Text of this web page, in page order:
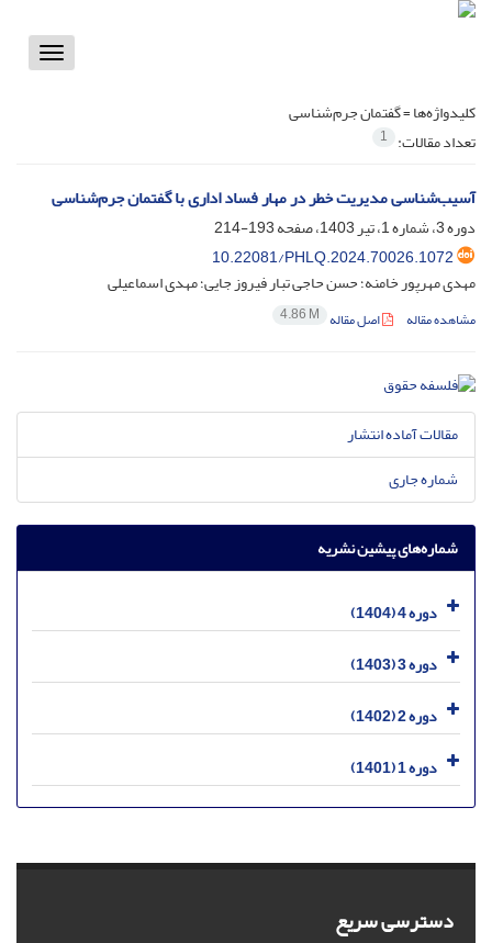
Toggle
کلیدواژه‌ها =گفتمان جرم‌‌شناسی
تعداد مقالات: 1
آسیب‌شناسی مدیریت خطر در مهار فساد اداری با گفتمان جرم‌‌شناسی
دوره 3، شماره 1، تیر 1403، صفحه
193-214
10.22081/PHLQ.2024.70026.1072
مهدی مهرپور خامنه؛ حسن حاجی تبار فیروز جایی؛ مهدی اسماعیلی
مشاهده مقاله اصل مقاله 4.86 M
مقالات آماده انتشار
شماره جاری
شماره‌های پیشین نشریه
دوره 4 (1404)
دوره 3 (1403)
دوره 2 (1402)
دوره 1 (1401)
دسترسی سریع